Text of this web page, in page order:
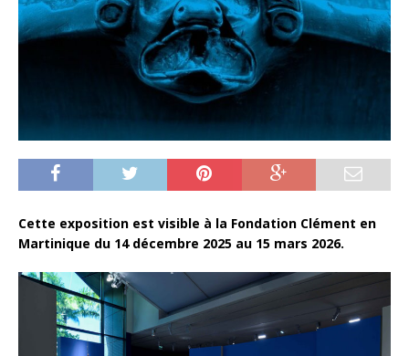
Cette exposition est visible à la Fondation Clément en
Martinique du 14 décembre 2025 au 15 mars 2026.